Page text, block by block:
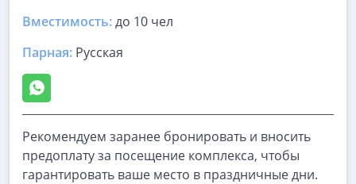
Вместимость:до 10 чел
Парная: Русская
Рекомендуем заранее бронировать и вносить
предоплату за посещение комплекса, чтобы
гарантировать ваше место в праздничные дни.